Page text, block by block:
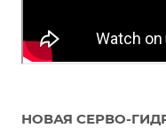
НОВАЯ СЕРВО-